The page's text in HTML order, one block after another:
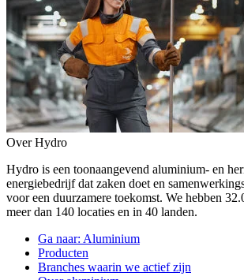
Over Hydro
Hydro is een toonaangevend aluminium- en
energiebedrijf dat zaken doet en
voor een duurzamere toekomst. We hebben
meer dan 140 locaties en in 40 landen.
Ga naar: Aluminium
Producten
Branches waarin we actief zijn